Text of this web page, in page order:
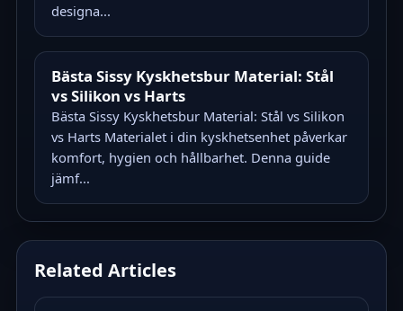
designa...
Bästa Sissy Kyskhetsbur Material: Stål
vs Silikon vs Harts
Bästa Sissy Kyskhetsbur Material: Stål vs Silikon
vs Harts Materialet i din kyskhetsenhet påverkar
komfort, hygien och hållbarhet. Denna guide
jämf...
Related Articles